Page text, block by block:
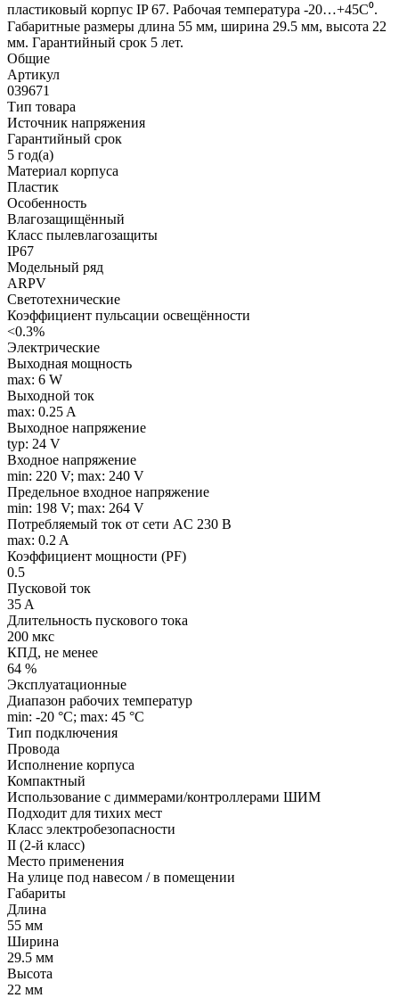
пластиковый корпус IP 67. Рабочая температура -20…+45C⁰.
Габаритные размеры длина 55 мм, ширина 29.5 мм, высота 22
мм. Гарантийный срок 5 лет.
Общие
Артикул
039671
Тип товара
Источник напряжения
Гарантийный срок
5 год(а)
Материал корпуса
Пластик
Особенность
Влагозащищённый
Класс пылевлагозащиты
IP67
Модельный ряд
ARPV
Светотехнические
Коэффициент пульсации освещённости
<0.3%
Электрические
Выходная мощность
max: 6 W
Выходной ток
max: 0.25 A
Выходное напряжение
typ: 24 V
Входное напряжение
min: 220 V; max: 240 V
Предельное входное напряжение
min: 198 V; max: 264 V
Потребляемый ток от сети AC 230 В
max: 0.2 A
Коэффициент мощности (PF)
0.5
Пусковой ток
35 A
Длительность пускового тока
200 мкс
КПД, не менее
64 %
Эксплуатационные
Диапазон рабочих температур
min: -20 °C; max: 45 °C
Тип подключения
Провода
Исполнение корпуса
Компактный
Использование с диммерами/контроллерами ШИМ
Подходит для тихих мест
Класс электробезопасности
II (2-й класс)
Место применения
На улице под навесом / в помещении
Габариты
Длина
55 мм
Ширина
29.5 мм
Высота
22 мм